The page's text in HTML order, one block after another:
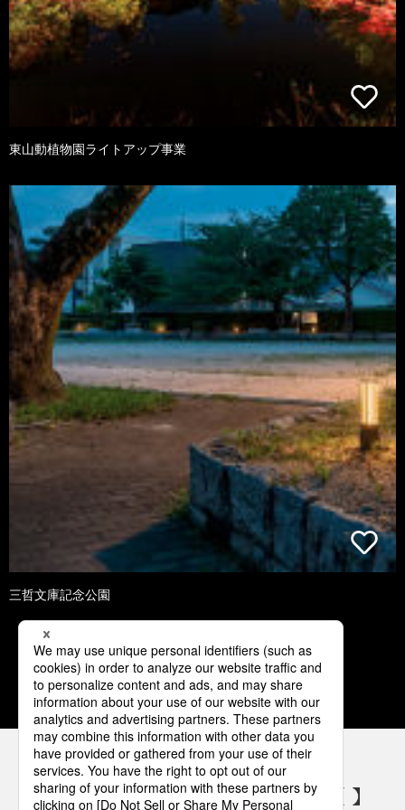
東山動植物園ライトアップ事業
三哲文庫記念公園
1 2 3 4 5
パナソニックの電気設備 SNSアカウント